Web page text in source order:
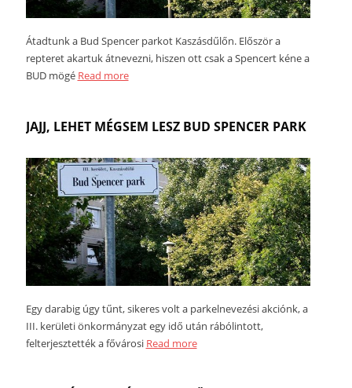
Átadtunk a Bud Spencer parkot Kaszásdűlőn. Először a
repteret akartuk átnevezni, hiszen ott csak a Spencert kéne a
BUD mögé Read more
JAJJ, LEHET MÉGSEM LESZ BUD SPENCER PARK
Egy darabig úgy tűnt, sikeres volt a parkelnevezési akciónk, a
III. kerületi önkormányzat egy idő után rábólintott,
felterjesztették a fővárosi Read more